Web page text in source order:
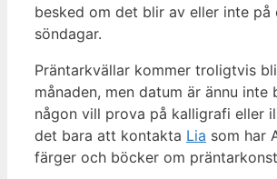
besked om det blir av eller inte på
söndagar.
Präntarkvällar kommer troligtvis
månaden, men datum är ännu inte
någon vill prova på kalligrafi eller
det bara att kontakta Lia som har
färger och böcker om